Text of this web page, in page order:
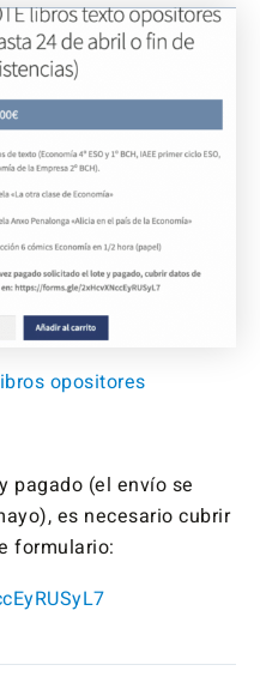
opositores
pagado (el envío se
es necesario cubrir
formulario: